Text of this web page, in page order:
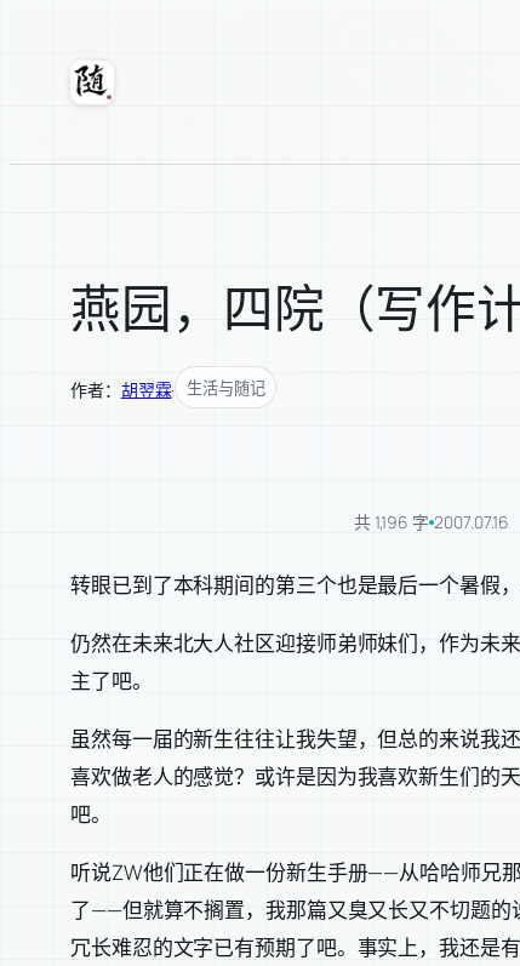
随轩
燕园，四院（写作计
作者： 胡翌霖· 生活与随记
共 1,196 字 2007.07.16
转眼已到了本科期间的第三个也是最后一个暑假，
仍然在未来北大人社区迎接师弟师妹们，作为未
主了吧。
虽然每一届的新生往往让我失望，但总的来说我
喜欢做老人的感觉？或许是因为我喜欢新生们的
吧。
听说ZW他们正在做一份新生手册——从哈哈师兄
了——但就算不搁置，我那篇又臭又长又不切题
冗长难忍的文字已有预期了吧。事实上，我还是